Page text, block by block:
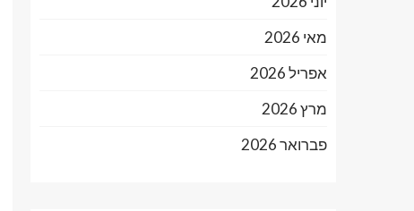
מאי 2026
אפריל 2026
מרץ 2026
פברואר 2026